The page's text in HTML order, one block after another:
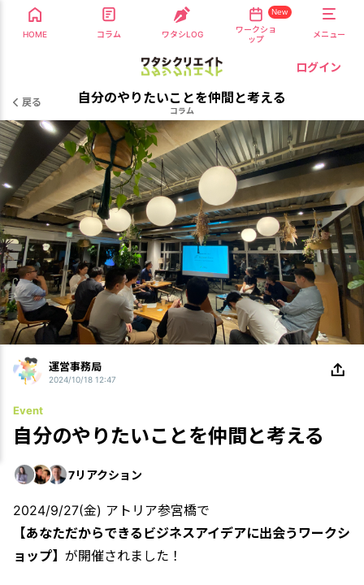
HOME コラム ワタシLOG
New
ワークショ
ップ
メニュー
ログイン
戻る 自分のやりたいことを仲間と考える
コラム
運営事務局
2024/10/18 12:47
Event
自分のやりたいことを仲間と考える
7リアクション
2024/9/27(金) アトリア参宮橋で
【あなただからできるビジネスアイデアに出会うワークシ
ョップ】 が開催されました！